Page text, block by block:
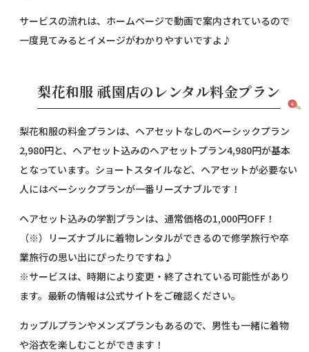
サービスの流れは、ホームページで動画で案内されているので
一度見てみるとイメージがわかりやすいですよ♪
梨花和服 祇園店のレンタル料金プラン
梨花和服の料金プランは、ヘアセットなしのベーシックプラン
2,980円と、ヘアセット込みのヘアセットプラン4,980円が基本
となっています。ショートスタイルなど、ヘアセットが必要ない
人にはベーシックプランが一番リーズナブルです！
ヘアセット込みの学割プランは、通常価格の1,000円OFF！
（※）リーズナブルに着物レンタルができるので修学旅行や卒
業旅行の思い出にぴったりですね♪
※サービスは、時期により変更・終了されている可能性があり
ます。最新の情報は公式サイトをご確認ください。
カップルプランやメンズプランもあるので、男性も一緒に着物
や浴衣を楽しむことができます！